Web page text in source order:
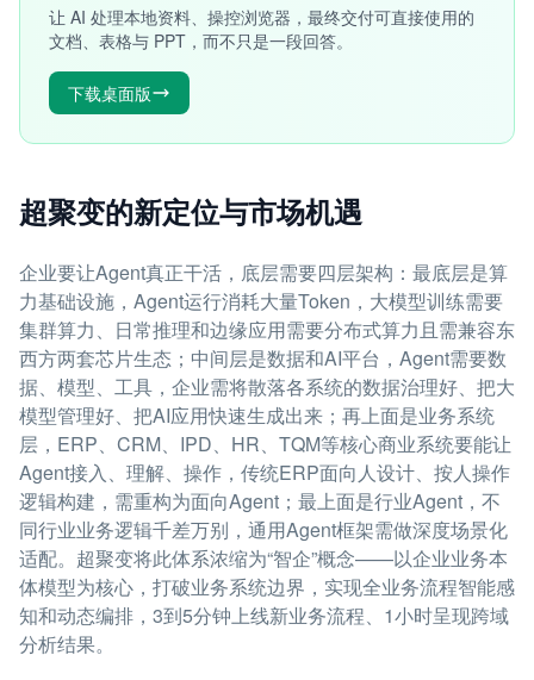
让 AI 处理本地资料、操控浏览器，最终交付可直接使用的
文档、表格与 PPT，而不只是一段回答。
下载桌面版
超聚变的新定位与市场机遇
企业要让Agent真正干活，底层需要四层架构：最底层是算
力基础设施，Agent运行消耗大量Token，大模型训练需要
集群算力、日常推理和边缘应用需要分布式算力且需兼容东
西方两套芯片生态；中间层是数据和AI平台，Agent需要数
据、模型、工具，企业需将散落各系统的数据治理好、把大
模型管理好、把AI应用快速生成出来；再上面是业务系统
层，ERP、CRM、IPD、HR、TQM等核心商业系统要能让
Agent接入、理解、操作，传统ERP面向人设计、按人操作
逻辑构建，需重构为面向Agent；最上面是行业Agent，不
同行业业务逻辑千差万别，通用Agent框架需做深度场景化
适配。超聚变将此体系浓缩为“智企”概念——以企业业务本
体模型为核心，打破业务系统边界，实现全业务流程智能感
知和动态编排，3到5分钟上线新业务流程、1小时呈现跨域
分析结果。